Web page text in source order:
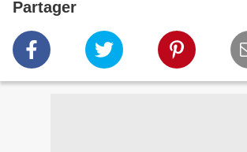
Partager